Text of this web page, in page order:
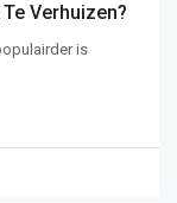
Verhuizen?
is